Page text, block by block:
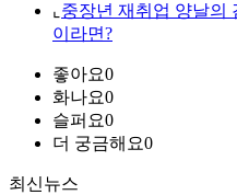
⌞ 중장년 재취업 양날의
이라면?
좋아요0
화나요0
슬퍼요0
더 궁금해요0
최신뉴스